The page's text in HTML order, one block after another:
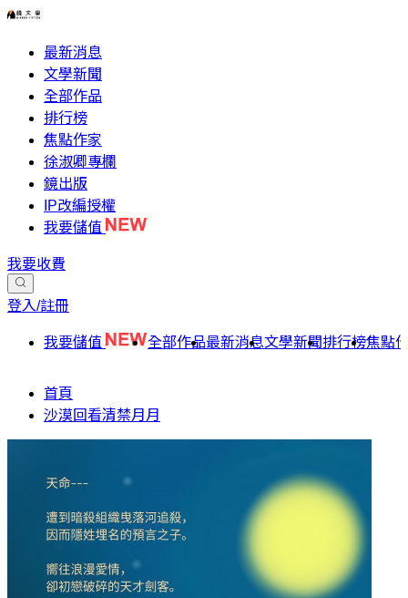
最新消息
文學新聞
全部作品
排行榜
焦點作家
徐淑卿專欄
鏡出版
IP改編授權
我要儲值
我要收費
登入/註冊
我要儲值 全部作品最新消息文學新聞排行榜焦點
首頁
沙漠回看清禁月月